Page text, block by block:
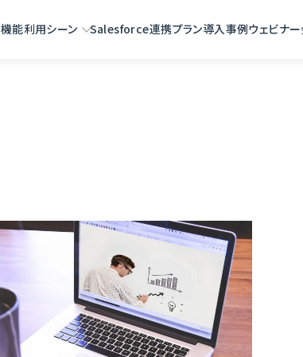
機能利用シーン Salesforce連携プラン導入事例ウェビナー